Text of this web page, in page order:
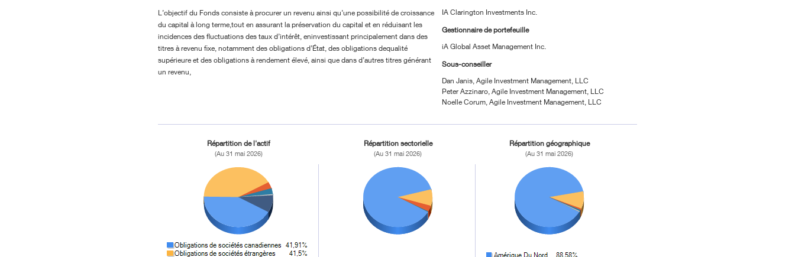
L’objectif du Fonds consiste à procurer un revenu ainsi qu’une possibilité de croissance
du capital à long terme,tout en assurant la préservation du capital et en réduisant les
incidences des fluctuations des taux d’intérêt, eninvestissant principalement dans des
titres à revenu fixe, notamment des obligations d’État, des obligations dequalité
supérieure et des obligations à rendement élevé, ainsi que dans d’autres titres générant
un revenu,
IA Clarington Investments Inc.
Gestionnaire de portefeuille
iA Global Asset Management Inc.
Sous-conseiller
Dan Janis, Agile Investment Management, LLC
Peter Azzinaro, Agile Investment Management, LLC
Noelle Corum, Agile Investment Management, LLC
Répartition de l'actif
(Au 31 mai 2026)
Répartition sectorielle
(Au 31 mai 2026)
Répartition géographique
(Au 31 mai 2026)